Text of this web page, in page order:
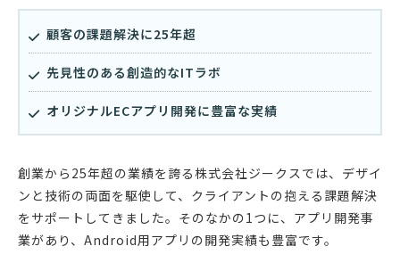
顧客の課題解決に25年超
先見性のある創造的なITラボ
オリジナルECアプリ開発に豊富な実績
創業から25年超の業績を誇る株式会社ジークスでは、デザイ
ンと技術の両面を駆使して、クライアントの抱える課題解決
をサポートしてきました。そのなかの1つに、アプリ開発事
業があり、Android用アプリの開発実績も豊富です。